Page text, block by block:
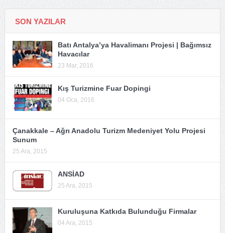
SON YAZILAR
Batı Antalya’ya Havalimanı Projesi | Bağımsız
Havacılar
23 Mar, 2016
Kış Turizmine Fuar Dopingi
04 Oca, 2016
Çanakkale – Ağrı Anadolu Turizm Medeniyet Yolu Projesi
Sunum
25 Ara, 2015
ANSİAD
25 Ara, 2015
Kuruluşuna Katkıda Bulunduğu Firmalar
04 Ara, 2015